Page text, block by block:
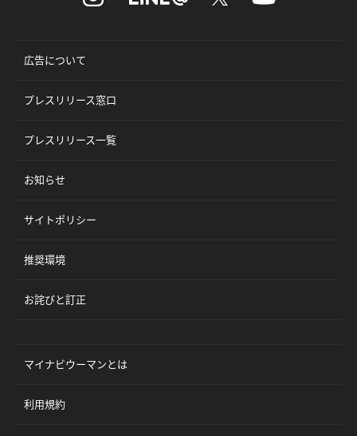
広告について
プレスリリース窓口
プレスリリース一覧
お知らせ
サイトポリシー
推奨環境
お詫びと訂正
マイナビウーマンとは
利用規約